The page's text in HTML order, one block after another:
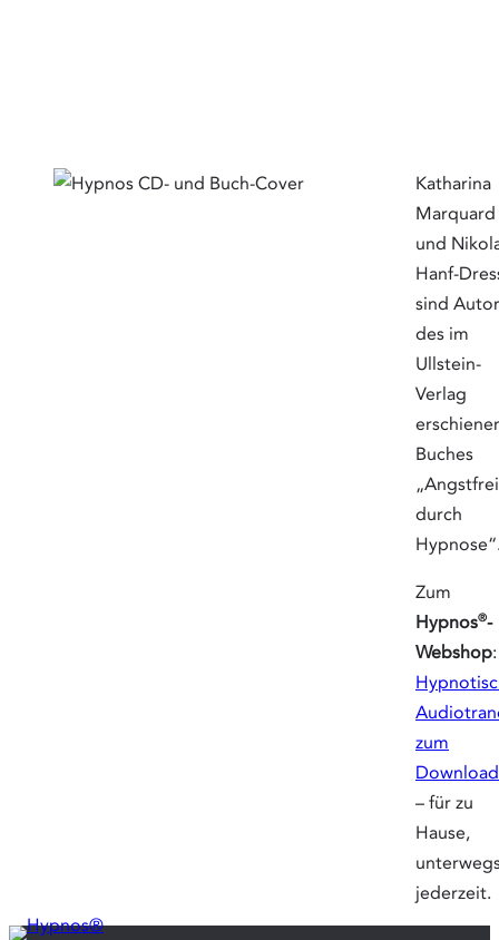
Katharina
Marquard
und
Hanf-
sind
des im
Ullstein-
Verlag
Buches
„Angstfrei
durch
Zum
Hypnos®-
Webshop:
zum
Download
– für zu
Hause,
jederzeit.